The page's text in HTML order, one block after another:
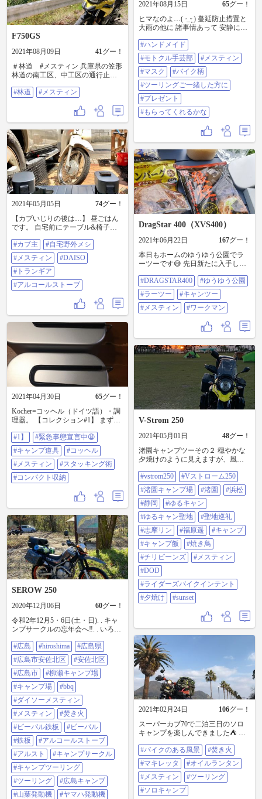
ね。 美味し😋 今回参加表明してく
れたのは、双重炎バーナー（中華
製）。 コイツの実力はすごくて、
炎が外向きと内向き両方に出て、
火力もかなりのもの。なのにトロ
火も自在。この性能で0.2諭吉未満
という超破格。分離型なので、ア
ダプターでCB缶も使えます（一部
不可の物あり）。 バーナー径がデ
カイので、ソロ用クッカーには向
きませんが…😅 ゆっくり楽しんだ
あとは、また1週間分の湧水、『し
ゅうずの水』を汲みに、京丹波へ
ん #デイキャンプ #メスティン #ホ
ットサンドメーカー #湧水 ん〜、
い気がする🤔 途中にいい河原があ
ったので、今度バイクにタープも
積んで行けたらと思ってます。
2021年08月15日 65グー！
ヒマなのよ…( ᵕ_ᵕ̩̩ ) 蔓延防止措置と
大雨の他に 諸事情あって 安静にし
🧵 キャンツーに向けて メスティン
を入れる巾着袋 いつかツーリング
でご一緒する方に プレゼントする
(強制？)ように バイク柄のマスク
(L、Mサイズ) 苦手克服の為、バイ
ク柄の生地で 右利き用(普通の)がま
口👛 がま口、なかなか上手く出来
ないので プレゼント出来るように
なるには まだまだ要練習💦 早くバ
イクに乗りたいなぁ🏍 皆さま水害
大丈夫かな… どうか無事でありま
すように…(ó﹏ò｡) #ハンドメイド #
モトクル手芸部 #メスティン #マス
ク #バイク柄 #ツーリングご一緒し
た方に #プレゼント #もらってくれ
るかな
#ハンドメイド
#モトクル手芸部
#メスティン
#マスク
#バイク柄
#ツーリングご一緒した方に
#プレゼント
#もらってくれるかな
F750GS
2021年08月09日 41グー！
＃林道 #メスティン 兵庫県の笠形
林道の南工区、中工区の通行止め
三国岳林道へ。 さらに越智川沿い
て黒川渓谷へ。昼飯はメスティン
＋固形燃料で炊飯してレトルトカ
レーと鯖缶。 この日のシメは黒川
ダム北側の栗鹿山林道使って国道
427号へ。 大型アドベンチャーバイ
クでの林道走行はガレてきたらス
タンディングで、度胸と勢いが一
番大事。下りは超コワイ。
#林道 #メスティン
DragStar 400（XVS400）
2021年06月22日 167グー！
本日もホームのゆうゆう公園でラ
ーツーです😅 先日新たに入手し
ットボトルホルダーのデビュー戦
です。 2合炊きのワークマンメステ
ィンの中に、ダイソーメスティン
がジャストフィット❗️ ラーメンも作
持ち運べて、ラーメン&ライスを楽
しむことが出来ます✨ そして凄い
自販機で買ったジュースが４時間
位経過しても冷たいままでした🤩
これからのシーズンに大活躍する
こと間違いなしですね😉👍
#DragStar400 #ゆうゆう公園 #ラー
ツー #キャンツー #メスティン #ワ
ークマン
#DRAGSTAR400
#ゆうゆう公園
#ラーツー
#キャンツー
#メスティン
#ワークマン
2021年05月05日 74グー！
【カブいじりの後は…】 昼ごはん
です。 自宅前にテーブル&椅子。
動炊飯🍚 いなばのもつカレー🍛に
しましょ♫ お米にはしっかり水を
吸わせたので、炊き上がるまでの
間にアルストでお湯を沸かしまし
ょう。 トランギアのアルスト、火
入れ式〜🔥👏 アルコールは2/3ま
で。それ以上入れてはいけません⚠️
DAISOの五徳を組んで、着火💥 何
と素敵な青い火……え？ 風吹い
てきた。何でやねーん😂 DAISOの
メスティンに水を入れて、風の吹
く中、全開で10分弱で沸きます
ね。 沸騰したので、カレーの缶を
開けてメスティンに入れ…いい
え、乗せます。DAISOのメスティ
ン、缶詰のフチとメスティンのフ
チがちょうど合って、お湯に浮か
せた状態で温めることが出来ます
と“火力調節蓋”をしようと思ったの
ですが…この五徳使ってたら困難
い。 YouTube見てたら、アルストを
B6君か何かの中に入れてはります
ね。手元が開いてるので、蓋を被
せやすいようです☝️ 火は15分ほど
持続しますよ。 さて、固形燃料の
火が消え、カレーが温まる間に蒸
らしも充分……あ⁉️ 風強すぎて、炊
飯の方は火が通ってません。 しっ
かり水分が、というより水が残っ
てます🤭💦 やってもた。。。 再
びアルストに燃料を入れ、ご飯の
水気を飛ばすが如く全開で火にか
けます🔥 救済完了。ちゃんとご飯
になりました🍚👏 このアルスト、
買うた日が良くて『ラッキーアイ
テムになる』と、占いに書かれて
ました。さすがぢゃ⛩ コンパクト
やし、バッグの中のスペースも取
回は燃料用アルコールやったけ
すよ。火力は落ちるそうですが😅
そしていなばのカレーはんまかっ
たです🍛😋👍 #カブ主 #自宅野外メ
シ #メスティン #DAISO #トランギ
ア #アルコールストーブ
#カブ主
#自宅野外メシ
#メスティン
#DAISO
#トランギア
#アルコールストーブ
V-Strom 250
2021年05月01日 48グー！
渚園キャンプツーその２ 穏やかな
夕焼けのように見えますが、風は
に、一つのテントへ。 直接暴風が
当たらないので幾分はマシだが、
焚き火の煙が巻き込んでテントの
方へ⁉️ 煙たくて寒くて、まったりと
食事をすることも出来ず… 即、就
寝💤 翌朝は若干、風も弱くなり予
想最高気温も高め😊☀️ さて、聖地
巡礼は何処を目指そう🤔
#vstrom250 #vストローム250 #渚園
キャンプ場 #渚園 #浜松 #静岡 #ゆ
るキャン #ゆるキャン聖地 #聖地巡
礼 #志摩リン #福原遥 #キャンプ #
キャンプ飯 #焼き鳥 #チリビーンズ
#メスティン #dod #ライダーズバイ
クインテント #夕焼け #sunset
#vstrom250
#Vストローム250
#渚園キャンプ場
#渚園
#浜松
#静岡
#ゆるキャン
#ゆるキャン聖地
#聖地巡礼
#志摩リン
#福原遥
#キャンプ
#キャンプ飯
#焼き鳥
#チリビーンズ
#メスティン
#DOD
#ライダーズバイクインテント
#夕焼け
#sunset
2021年04月30日 65グー！
Kocher=コッヘル（ドイツ語）・調
理器。 【コレクション#1】 まずは
場・トランギアなんか持ってませ
ん。 ・DAISO×2 ・密林で買った2
合炊きと網とポケットストーブが
セットになったん×1（以下メステ
ィン大） DAISOはカミサン用と2つ
がたまたま家にあったケースに入
って、さらにスノーピークのガス
バーナーと110カートリッジ、ライ
ター、バーナーシートがピッタリ
収納。 便利でしょぉ⤴️ ソロキャン
で使うなら、このDAISOとメステ
ィン大を中網も一緒にスタッキン
グ出来んか❓ とゆー事で、メスティ
ン大の中網をひっくり返して、
DAISOの蓋を取ってコレもひっく
り返して入れてみる。そして
DAISOの蓋を被せてメスティン大
の蓋を閉めてみる。 DAISOのハン
念やけど、コレは許せる範囲。 中
ッポリ入るんですけどね。 付属の
スタッフバッグに入れて、バッチ
リやないですか。コレで唐揚げ丼
も出来る😆👌 但し、DAISOの中に
ポケットストーブは入りません。
熱源は別収納になりますね🙄 それ
でもメスティンに合う熱源は、ポ
ケットストーブやアルストなど。
かなりコンパクトになりますよ。 #
緊急事態宣言中😩 #キャンプ道具 #
コッヘル #メスティン #スタッキン
グ術 #コンパクト収納
#1】
#緊急事態宣言中😩
#キャンプ道具
#コッヘル
#メスティン
#スタッキング術
#コンパクト収納
2021年02月24日 106グー！
スーパーカブ70で二泊三日のソロ
キャンプを楽しんできました⛺️ 鳥
き火の音 コーヒーが出来た音…☕️
無人島で癒されて来ました♪♬ 今日
から頑張れる👍 #バイクのある風景
#焚き火 #マキレッタ #オイルラン
タン #メスティン #ツーリング #ソ
ロキャンプ
#バイクのある風景
#焚き火
#マキレッタ
#オイルランタン
#メスティン
#ツーリング
#ソロキャンプ
SEROW 250
2020年12月06日 60グー！
令和2年12月5・6日(土・日). . キャ
ンプサークルの忘年会へ‼️. . いろい
た👍. . 🤗とても楽しかったでごじ
ゃ〜る‼️. . . #広島 #Hiroshima #広島
県 #広島市安佐北区 #安佐北区 #広
島市 #柳瀬キャンプ場 #キャンプ場
#BBQ #ダイソーメスティン #メス
ティン #焚き火 #ビーパル鉄板 #ビ
ーパル #鉄板 #アルコールストーブ
#アルスト #キャンプサークル #キ
ャンプツーリング #ツーリング #広
島キャンプ #山葉発動機 #ヤマハ発
動機 #バイク #yamaha #ヤマハ
#serow250 #セロー250 #serow #セロ
ー
#広島 #hiroshima
#広島県
#広島市安佐北区
#安佐北区
#広島市
#柳瀬キャンプ場
#キャンプ場
#bbq
#ダイソーメスティン
#メスティン
#焚き火
#ビーパル鉄板
#ビーパル
#鉄板
#アルコールストーブ
#アルスト
#キャンプサークル
#キャンプツーリング
#ツーリング
#広島キャンプ
#山葉発動機
#ヤマハ発動機